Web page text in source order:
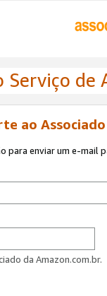
de
ao
para enviar um e-mail
da Amazon.com.br.